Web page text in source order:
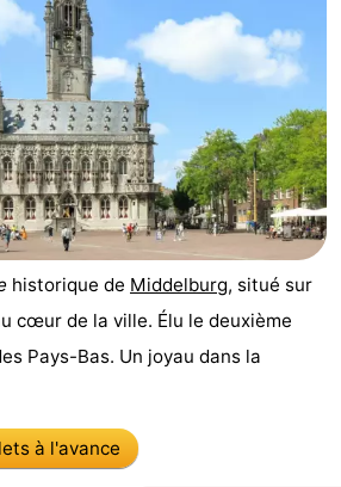
historique de Middelburg, situé sur
cœur de la ville. Élu le deuxième
Pays-Bas. Un joyau dans la
à l'avance